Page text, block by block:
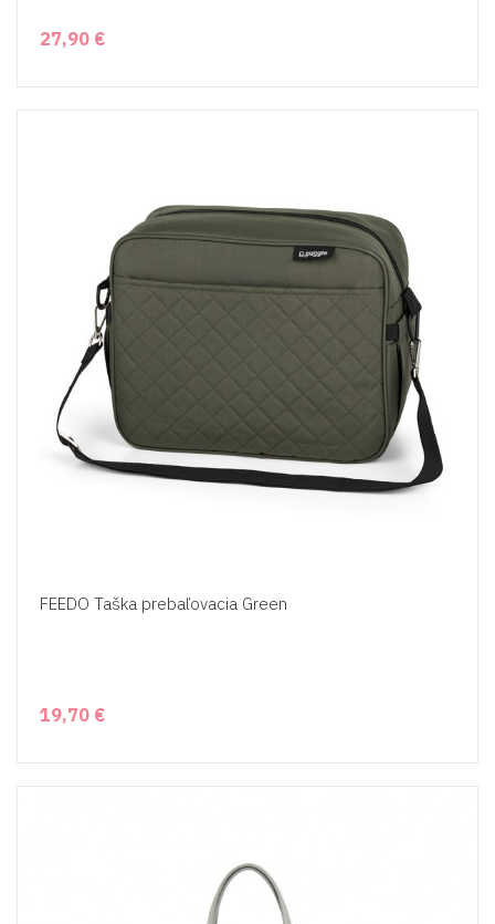
27,90 €
FEEDO Taška prebaľovacia Green
19,70 €